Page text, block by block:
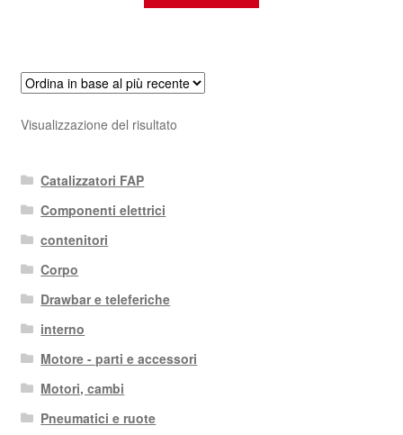
Visualizzazione del risultato
Catalizzatori FAP
Componenti elettrici
contenitori
Corpo
Drawbar e teleferiche
interno
Motore - parti e accessori
Motori, cambi
Pneumatici e ruote